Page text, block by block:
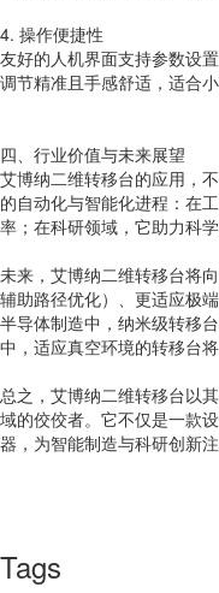
4. 操作便捷性
友好的人机界面支持参数设
调节精准且手感舒适，适合小
四、行业价值与未来展望
艾博纳二维转移台的应用，
的自动化与智能化进程：在
率；在科研领域，它助力科
未来，艾博纳二维转移台将
辅助路径优化）、更适应极
半导体制造中，纳米级转移
中，适应真空环境的转移台
总之，艾博纳二维转移台以
域的佼佼者。它不仅是一款
器，为智能制造与科研创新
Tags